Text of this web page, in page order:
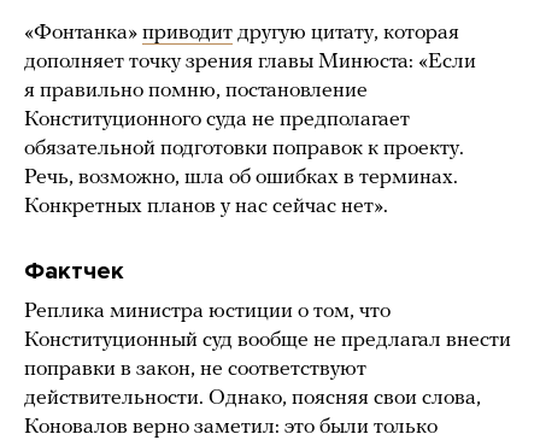
«Фонтанка» приводит другую цитату, которая
дополняет точку зрения главы Минюста: «Если
я правильно помню, постановление
Конституционного суда не предполагает
обязательной подготовки поправок к проекту.
Речь, возможно, шла об ошибках в терминах.
Конкретных планов у нас сейчас нет».
Фактчек
Реплика министра юстиции о том, что
Конституционный суд вообще не предлагал внести
поправки в закон, не соответствуют
действительности. Однако, поясняя свои слова,
Коновалов верно заметил: это были только